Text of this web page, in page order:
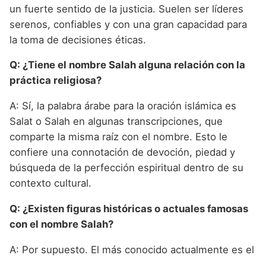
un fuerte sentido de la justicia. Suelen ser líderes
serenos, confiables y con una gran capacidad para
la toma de decisiones éticas.
Q: ¿Tiene el nombre Salah alguna relación con la
práctica religiosa?
A: Sí, la palabra árabe para la oración islámica es
Salat o Salah en algunas transcripciones, que
comparte la misma raíz con el nombre. Esto le
confiere una connotación de devoción, piedad y
búsqueda de la perfección espiritual dentro de su
contexto cultural.
Q: ¿Existen figuras históricas o actuales famosas
con el nombre Salah?
A: Por supuesto. El más conocido actualmente es el